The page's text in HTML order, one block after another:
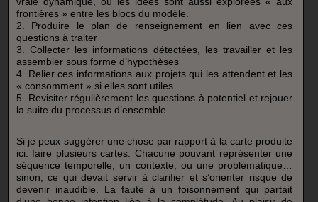
frontières » entre les blocs du modèle.
2. Produire le plan de renseignement en lien avec ces
questions à traiter
3. Collecter les informations détectées, les travailler et les
assembler sous forme d’hypothèses
4. Relier ces informations aux projets qui les attendent et les
« consomment » si elles sont utiles
5. Revisiter régulièrement les questions à potentiel et rejouer
la suite du processus d’ensemble
Si je peux suggérer une chose par rapport à la carte produite
ici: faire plusieurs cartes. Chacune pouvant représenter une
séquence temporelle, un contexte, ou une problématique…
sinon, ce qui devait servir à clarifier et s’orienter risque de
devenir inaudible. La faute à un foisonnement qui partait